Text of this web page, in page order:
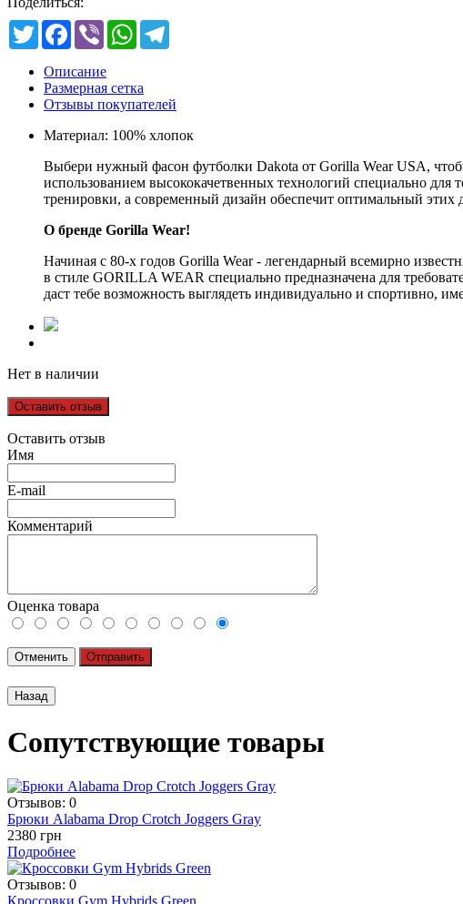
TwitterFacebook
Viber WhatsApp
Описание
Размерная сетка
Отзывы покупателей
Материал: 100% хлопок
Выбери нужный фасон футболки Dakota от Gorilla Wear USA,
использованием высококачетвенных технологий специально
тренировки, а современный дизайн обеспечит оптимальный
О бренде Gorilla Wear!
Начиная с 80-х годов Gorilla Wear - легендарный всемирно
в стиле GORILLA WEAR специально предназначена для
даст тебе возможность выглядеть индивидуально и спортивно,
Нет в наличии
Оставить отзыв
Оставить отзыв
Имя
E-mail
Комментарий
Оценка товара
Отменить Отправить
Сопутствующие товары
Отзывов: 0
Брюки Alabama Drop Crotch Joggers Gray
2380 грн
Подробнее
Отзывов: 0